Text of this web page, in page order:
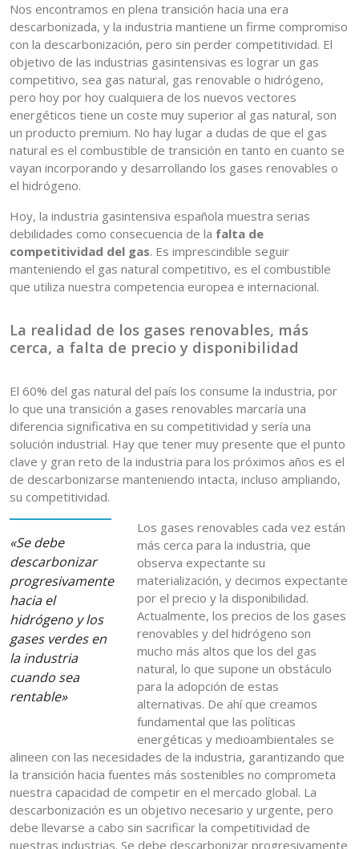
Nos encontramos en plena transición hacia una era
descarbonizada, y la industria mantiene un firme compromiso
con la descarbonización, pero sin perder competitividad. El
objetivo de las industrias gasintensivas es lograr un gas
competitivo, sea gas natural, gas renovable o hidrógeno,
pero hoy por hoy cualquiera de los nuevos vectores
energéticos tiene un coste muy superior al gas natural, son
un producto premium. No hay lugar a dudas de que el gas
natural es el combustible de transición en tanto en cuanto se
vayan incorporando y desarrollando los gases renovables o
el hidrógeno.
Hoy, la industria gasintensiva española muestra serias
debilidades como consecuencia de la falta de
competitividad del gas. Es imprescindible seguir
manteniendo el gas natural competitivo, es el combustible
que utiliza nuestra competencia europea e internacional.
La realidad de los gases renovables, más
cerca, a falta de precio y disponibilidad
El 60% del gas natural del país los consume la industria, por
lo que una transición a gases renovables marcaría una
diferencia significativa en su competitividad y sería una
solución industrial. Hay que tener muy presente que el punto
clave y gran reto de la industria para los próximos años es el
de descarbonizarse manteniendo intacta, incluso ampliando,
su competitividad.
«Se debe
descarbonizar
progresivamente
hacia el
hidrógeno y los
gases verdes en
la industria
cuando sea
rentable»
Los gases renovables cada vez están
más cerca para la industria, que
observa expectante su
materialización, y decimos expectante
por el precio y la disponibilidad.
Actualmente, los precios de los gases
renovables y del hidrógeno son
mucho más altos que los del gas
natural, lo que supone un obstáculo
para la adopción de estas
alternativas. De ahí que creamos
fundamental que las políticas
energéticas y medioambientales se
alineen con las necesidades de la industria, garantizando que
la transición hacia fuentes más sostenibles no comprometa
nuestra capacidad de competir en el mercado global. La
descarbonización es un objetivo necesario y urgente, pero
debe llevarse a cabo sin sacrificar la competitividad de
nuestras industrias. Se debe descarbonizar progresivamente